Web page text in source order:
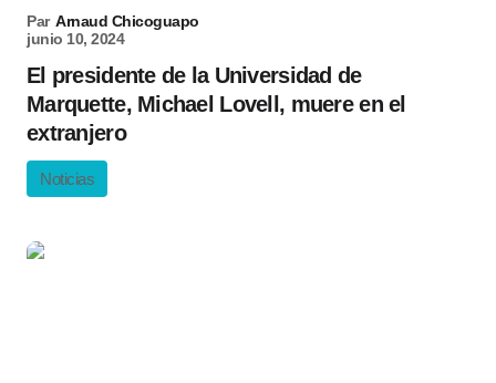
Par Arnaud Chicoguapo
junio 10, 2024
El presidente de la Universidad de
Marquette, Michael Lovell, muere en el
extranjero
Noticias